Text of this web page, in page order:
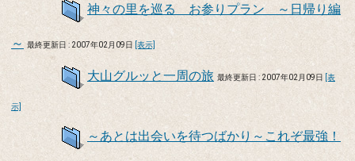
神々の里を巡る お参りプラン ～日帰り編
～ 最終更新日 : 2007年02月09日 [表示]
大山グルッと一周の旅 最終更新日 : 2007年02月09日 [表
示]
～あとは出会いを待つばかり～これぞ最強！